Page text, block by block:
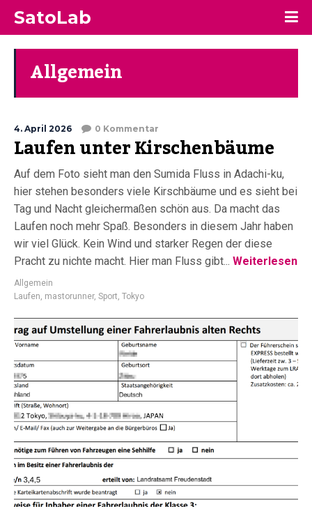
SatoLab
Allgemein
4. April 2026 0 Kommentar
Laufen unter Kirschenbäume
Auf dem Foto sieht man den Sumida Fluss in Adachi-ku,
hier stehen besonders viele Kirschbäume und es sieht bei
Tag und Nacht gleichermaßen schön aus. Da macht das
Laufen noch mehr Spaß. Besonders in diesem Jahr haben
wir viel Glück. Kein Wind und starker Regen der diese
Pracht zu nichte macht. Hier man Fluss gibt... Weiterlesen
Allgemein
Laufen, mastorunner, Sport, Tokyo